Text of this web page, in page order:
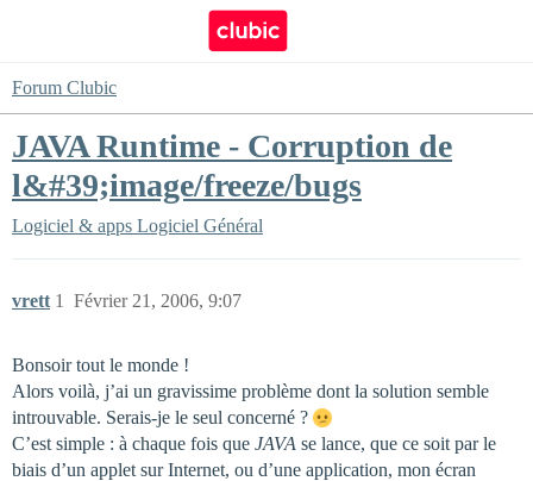
Forum Clubic
JAVA Runtime - Corruption de
l&#39;image/freeze/bugs
Logiciel & apps Logiciel Général
vrett Février 21, 2006, 9:07
1
Bonsoir tout le monde !
Alors voilà, j’ai un gravissime problème dont la solution semble
introuvable. Serais-je le seul concerné ?
C’est simple : à chaque fois que JAVA se lance, que ce soit par le
biais d’un applet sur Internet, ou d’une application, mon écran